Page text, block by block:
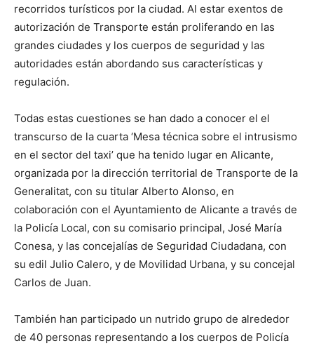
recorridos turísticos por la ciudad. Al estar exentos de
autorización de Transporte están proliferando en las
grandes ciudades y los cuerpos de seguridad y las
autoridades están abordando sus características y
regulación.
Todas estas cuestiones se han dado a conocer el el
transcurso de la cuarta ‘Mesa técnica sobre el intrusismo
en el sector del taxi’ que ha tenido lugar en Alicante,
organizada por la dirección territorial de Transporte de la
Generalitat, con su titular Alberto Alonso, en
colaboración con el Ayuntamiento de Alicante a través de
la Policía Local, con su comisario principal, José María
Conesa, y las concejalías de Seguridad Ciudadana, con
su edil Julio Calero, y de Movilidad Urbana, y su concejal
Carlos de Juan.
También han participado un nutrido grupo de alrededor
de 40 personas representando a los cuerpos de Policía